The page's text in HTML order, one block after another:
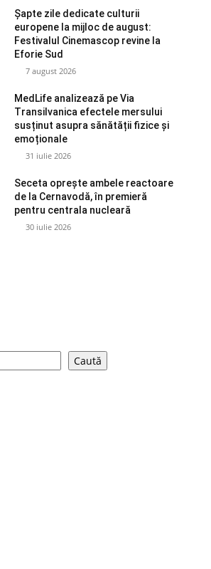
Șapte zile dedicate culturii
europene la mijloc de august:
Festivalul Cinemascop revine la
Eforie Sud
7 august 2026
MedLife analizează pe Via
Transilvanica efectele mersului
susținut asupra sănătății fizice și
emoționale
31 iulie 2026
Seceta oprește ambele reactoare
de la Cernavodă, în premieră
pentru centrala nucleară
30 iulie 2026
Caută